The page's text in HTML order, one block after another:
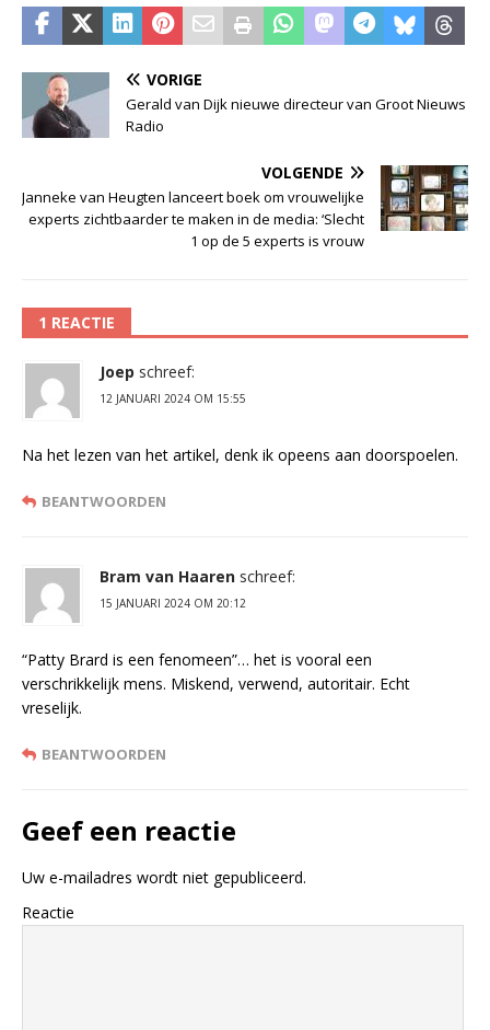
VORIGE
Gerald van Dijk nieuwe directeur van Groot Nieuws
Radio
VOLGENDE
Janneke van Heugten lanceert boek om vrouwelijke
experts zichtbaarder te maken in de media: ‘Slecht
1 op de 5 experts is vrouw
1 REACTIE
Joep schreef:
12 JANUARI 2024 OM 15:55
Na het lezen van het artikel, denk ik opeens aan doorspoelen.
BEANTWOORDEN
Bram van Haaren schreef:
15 JANUARI 2024 OM 20:12
“Patty Brard is een fenomeen”… het is vooral een
verschrikkelijk mens. Miskend, verwend, autoritair. Echt
vreselijk.
BEANTWOORDEN
Geef een reactie
Uw e-mailadres wordt niet gepubliceerd.
Reactie